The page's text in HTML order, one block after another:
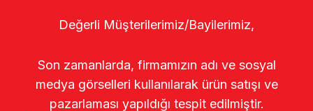
Değerli Müşterilerimiz/Bayilerimiz,
Son zamanlarda, firmamızın adı ve sosyal
medya görselleri kullanılarak ürün satışı ve
pazarlaması yapıldığı tespit edilmiştir.